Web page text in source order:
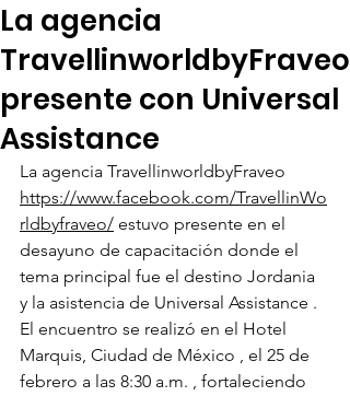
La agencia
TravellinworldbyFraveo
presente con Universal
Assistance
La agencia TravellinworldbyFraveo
https://www.facebook.com/TravellinWo
rldbyfraveo/ estuvo presente en el
desayuno de capacitación donde el
tema principal fue el destino Jordania
y la asistencia de Universal Assistance .
El encuentro se realizó en el Hotel
Marquis, Ciudad de México , el 25 de
febrero a las 8:30 a.m. , fortaleciendo